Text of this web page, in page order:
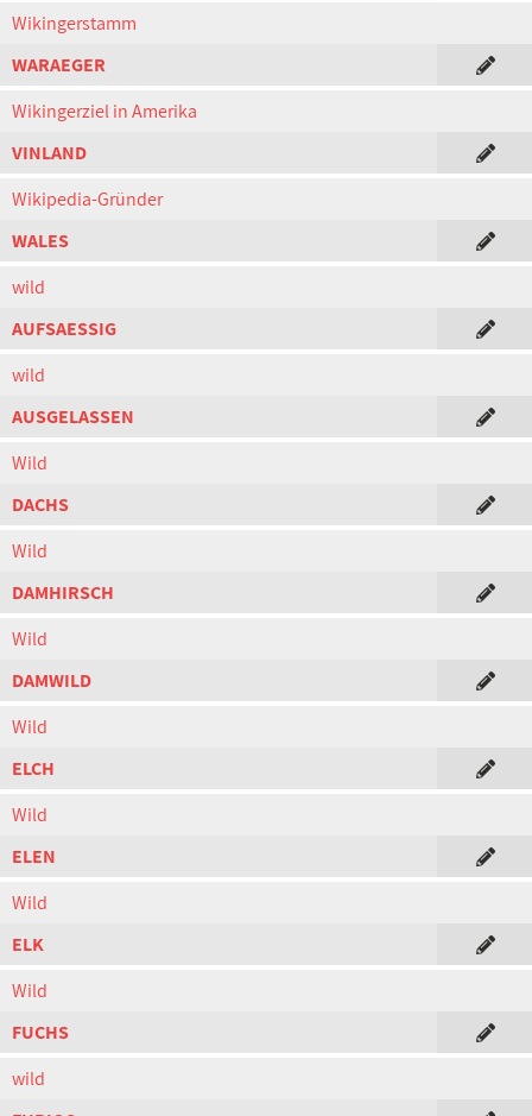
Wikingerstamm
WARAEGER
Wikingerziel in Amerika
VINLAND
Wikipedia-Gründer
WALES
wild
AUFSAESSIG
wild
AUSGELASSEN
Wild
DACHS
Wild
DAMHIRSCH
Wild
DAMWILD
Wild
ELCH
Wild
ELEN
Wild
ELK
Wild
FUCHS
wild